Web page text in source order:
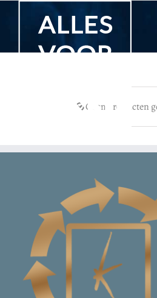
Bevlogenheid
Geen producten